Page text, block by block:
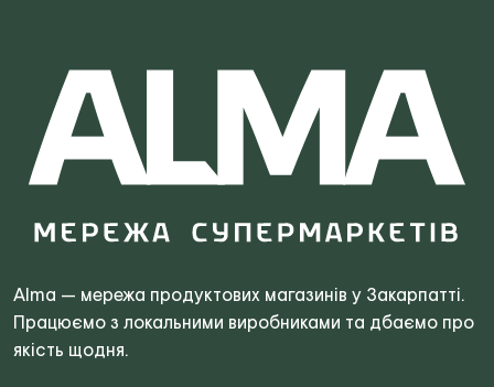
Alma — мережа продуктових магазинів у Закарпатті.
Працюємо з локальними виробниками та дбаємо про
якість щодня.